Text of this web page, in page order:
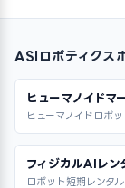
ASIロボティクス
ヒューマノイドマ
ヒューマノイドロボ
フィジカルAIレン
ロボット短期レンタル